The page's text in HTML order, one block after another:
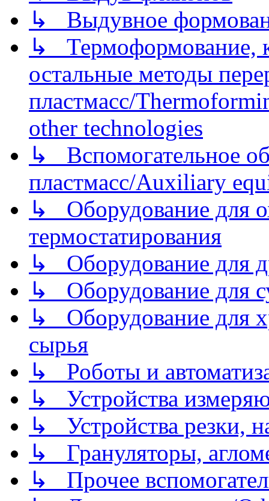
↳ Выдувное
↳ Термоформование,
остальные методы
пластмасс/
other technologies
↳ Вспомогательное
пластмасс/Auxiliary
↳ Оборудование для
термостатирования
↳ Оборудование для
↳ Оборудование для
↳ Оборудование для
сырья
↳ Роботы и
↳ Устройства
↳ Устройства резки,
↳ Грануляторы,
↳ Прочее